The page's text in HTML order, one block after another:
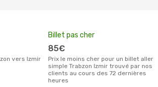
Billet pas cher
85€
Prix le moins cher pour un billet aller
simple Trabzon Izmir trouvé par nos
clients au cours des 72 dernières
heures